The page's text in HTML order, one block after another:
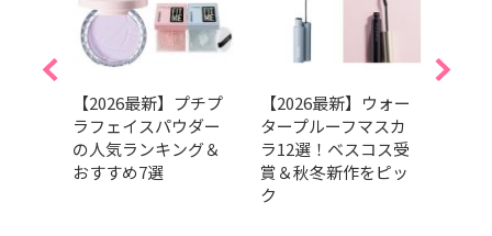
【2026最新】プチプ
ラフェイスパウダー
の人気ランキング＆
おすすめ7選
【2026最新】ウォー
タープルーフマスカ
ラ12選！ベスコス受
賞＆秋冬新作をピッ
ク